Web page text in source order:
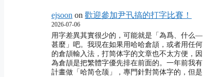
ejsoon on 歡迎參加尹卂搞的打字比賽！
2026-07-06
用字差異其實很少的，可能就是「為爲、什么―
甚麼」吧。我現在如果用哈哈倉頡，或者用任何
的倉頡輸入法，打简体字的文章也不太方便，因
為倉頡是把繁體字優先排在前面的。一年前我有
計畫做「哈简仓颉」，專門針對简体字的，但是